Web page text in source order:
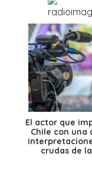
El actor que
Chile con una
crudas de